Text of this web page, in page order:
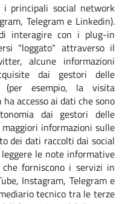
principali social network
Telegram e Linkedin).
interagire con i plug-in
"loggato" attraverso il
alcune informazioni
dai gestori delle
(per esempio, la visita
accesso ai dati che sono
dai gestori delle
informazioni sulle
dei dati raccolti dai social
le note informative
forniscono i servizi in
Instagram, Telegram e
tecnico tra le terze